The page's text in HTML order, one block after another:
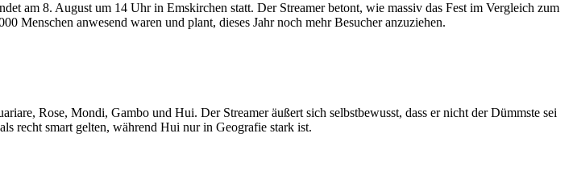
am 8. August um 14 Uhr in Emskirchen statt. Der Streamer betont, wie massiv das Fest im Vergleich zum
Menschen anwesend waren und plant, dieses Jahr noch mehr Besucher anzuziehen.
Rose, Mondi, Gambo und Hui. Der Streamer äußert sich selbstbewusst, dass er nicht der Dümmste sei
recht smart gelten, während Hui nur in Geografie stark ist.